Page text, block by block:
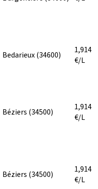
Bedarieux(34600)
1,914
€/L
Béziers (34500)
1,914
€/L
Béziers (34500)
1,914
€/L